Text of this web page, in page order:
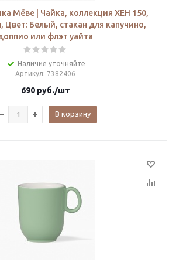
Мёве | Чайка, коллекция ХЕН 150,
Цвет: Белый, стакан для капучино,
или флэт уайта
Наличие уточняйте
Артикул: 7382406
690руб./шт
В корзину